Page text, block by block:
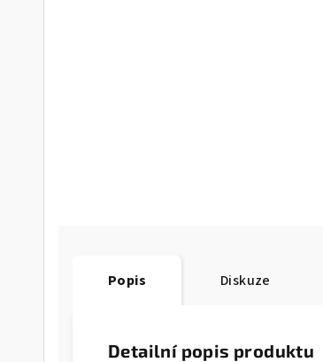
Popis Diskuze
Detailní popis produktu